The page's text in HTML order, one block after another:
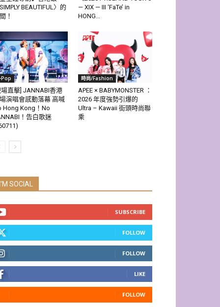
SIMPLY BEAUTIFUL〉的
！
— XIX — III ‘FaTe’ in
HONG...
Pop
場直擊] JANNABI香港
演唱會感動落幕 高喊
Hong Kong！No
！告白歌迷
時尚/Fashion
APEE × BABYMONSTER ：
2026 年度強勢引爆的
Ultra – Kawaii 街頭時尚聯
乘
I'M SOCIAL
SUBSCRIBE
FOLLOW
FOLLOW
LIKE
FOLLOW